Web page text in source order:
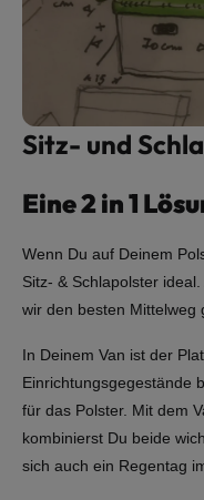
Sitz- und
Eine 2 in 1
Wenn Du auf Deinem
Sitz- & Schlapolster
wir den besten Mittelweg
In Deinem Van ist der
Einrichtungsgegestände
für das Polster. Mit dem
kombinierst Du beide
sich auch ein Regentag